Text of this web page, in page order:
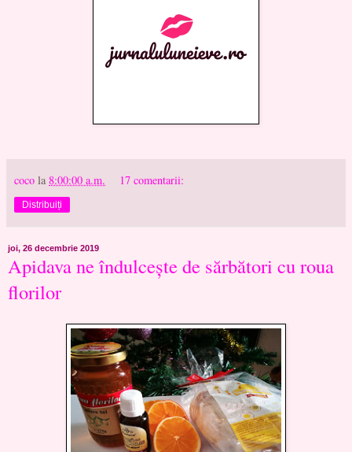
coco la 8:00:00 a.m. 17 comentarii:
Distribuiți
joi, 26 decembrie 2019
Apidava ne îndulcește de sărbători cu roua
florilor